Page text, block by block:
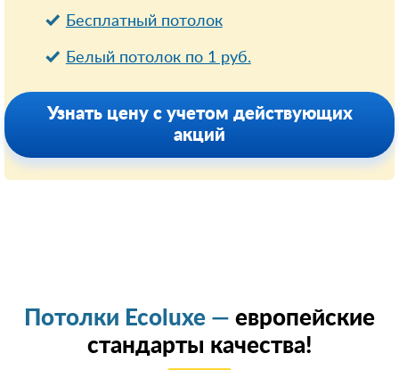
Бесплатный потолок
Белый потолок по 1 руб.
Узнать цену с учетом действующих
акций
Потолки Ecoluxe — европейские
стандарты качества!